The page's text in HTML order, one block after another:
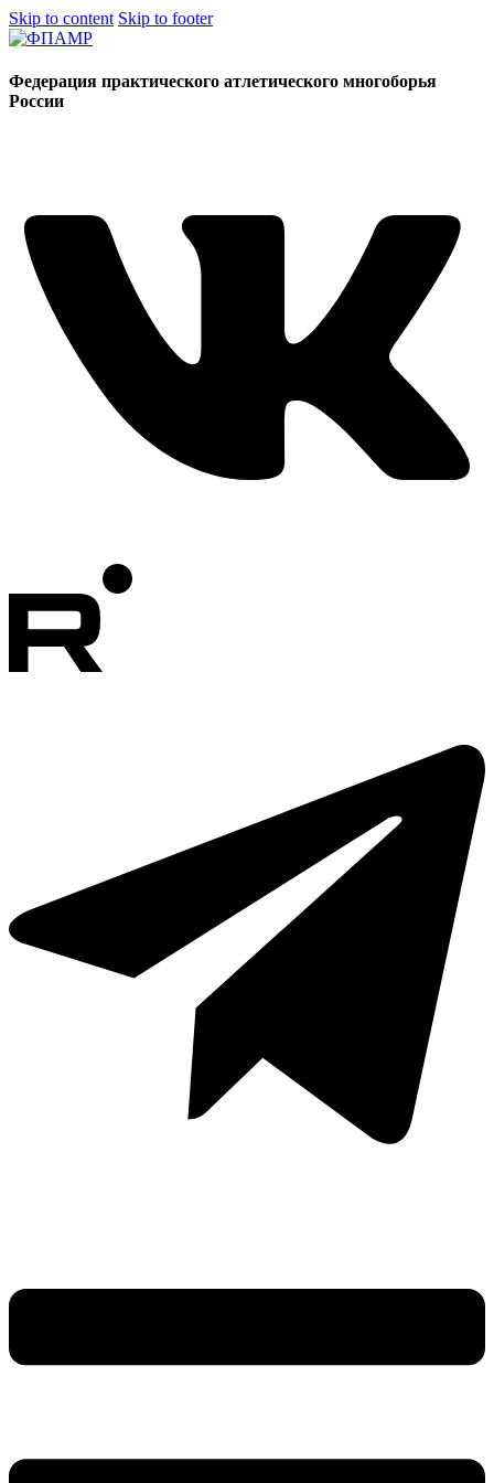
Skip to content Skip to footer
Федерация практического атлетического многоборья
России